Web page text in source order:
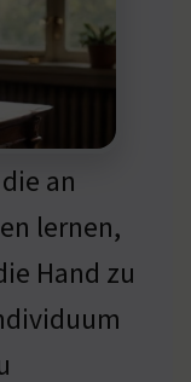
an
lernen,
Hand zu